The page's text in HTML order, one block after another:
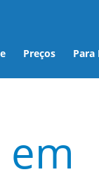
Preços Para
em